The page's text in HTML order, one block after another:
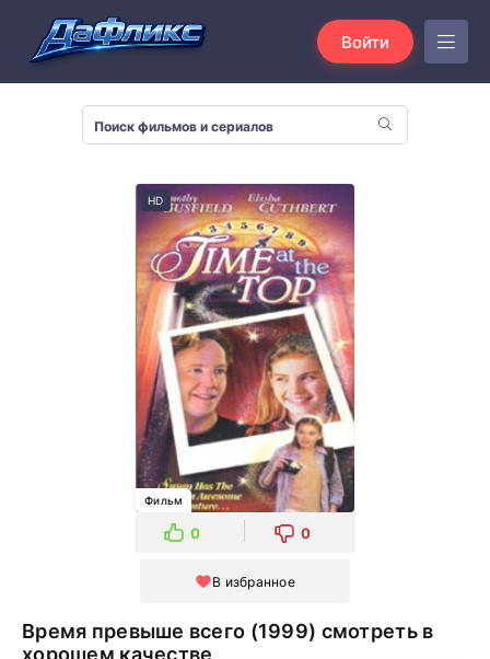
Войти
HD
Фильм
0 0
В избранное
Время превыше всего (1999) смотреть в
хорошем качестве